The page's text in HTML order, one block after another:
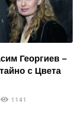
Георгиев –
с Цвета
1141